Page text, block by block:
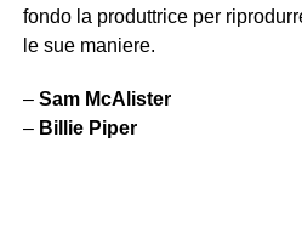
fondo la produttrice per
le sue maniere.
– Sam McAlister
– Billie Piper